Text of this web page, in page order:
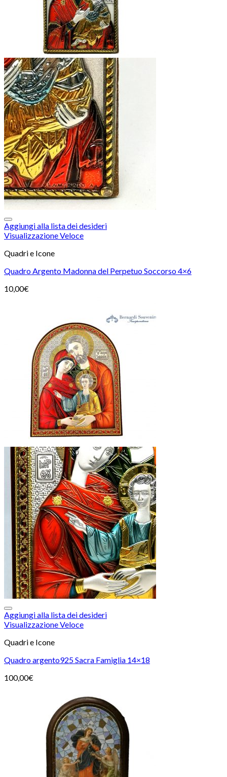
Aggiungi alla lista dei desideri
Visualizzazione Veloce
Quadri e Icone
Quadro Argento Madonna del Perpetuo Soccorso 4×6
10,00€
Aggiungi alla lista dei desideri
Visualizzazione Veloce
Quadri e Icone
Quadro argento925 Sacra Famiglia 14×18
100,00€